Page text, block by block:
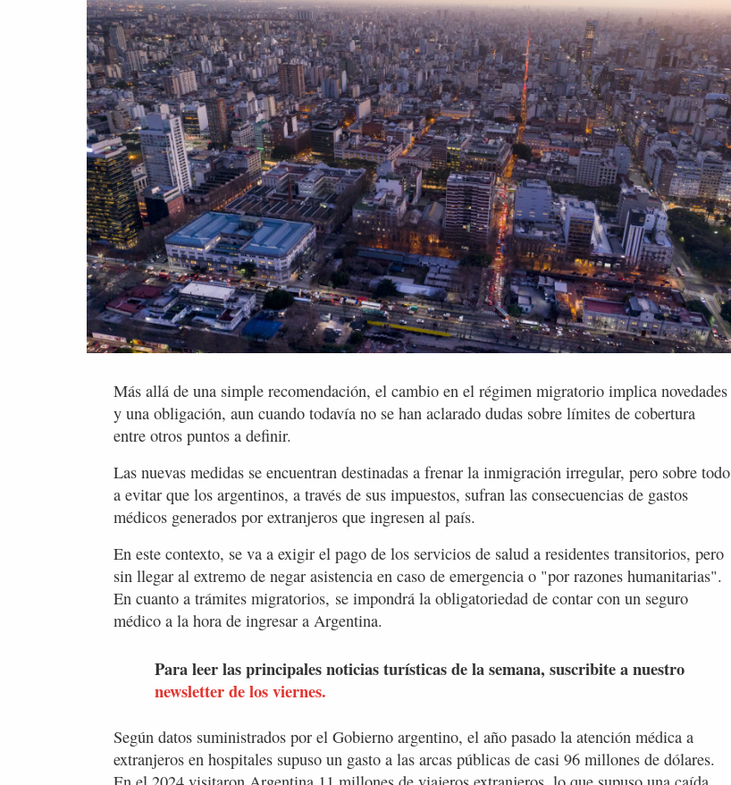
Más allá de una simple recomendación, el cambio en el régimen migratorio implica novedades
y una obligación, aun cuando todavía no se han aclarado dudas sobre límites de cobertura
entre otros puntos a definir.
Las nuevas medidas se encuentran destinadas a frenar la inmigración irregular, pero sobre todo
a evitar que los argentinos, a través de sus impuestos, sufran las consecuencias de gastos
médicos generados por extranjeros que ingresen al país.
En este contexto, se va a exigir el pago de los servicios de salud a residentes transitorios, pero
sin llegar al extremo de negar asistencia en caso de emergencia o "por razones humanitarias".
En cuanto a trámites migratorios, se impondrá la obligatoriedad de contar con un seguro
médico a la hora de ingresar a Argentina.
Para leer las principales noticias turísticas de la semana, suscribite a nuestro
newsletter de los viernes.
Según datos suministrados por el Gobierno argentino, el año pasado la atención médica a
extranjeros en hospitales supuso un gasto a las arcas públicas de casi 96 millones de dólares.